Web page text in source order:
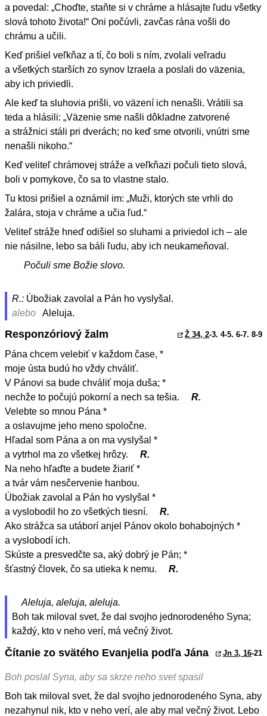
a povedal: „Choďte, staňte si v chráme a hlásajte ľudu všetky
slová tohoto života!“ Oni počúvli, zavčas rána vošli do
chrámu a učili.
Keď prišiel veľkňaz a tí, čo boli s ním, zvolali veľradu
a všetkých starších zo synov Izraela a poslali do väzenia,
aby ich priviedli.
Ale keď ta sluhovia prišli, vo väzení ich nenašli. Vrátili sa
teda a hlásili: „Väzenie sme našli dôkladne zatvorené
a strážnici stáli pri dverách; no keď sme otvorili, vnútri sme
nenašli nikoho.“
Keď veliteľ chrámovej stráže a veľkňazi počuli tieto slová,
boli v pomykove, čo sa to vlastne stalo.
Tu ktosi prišiel a oznámil im: „Muži, ktorých ste vrhli do
žalára, stoja v chráme a učia ľud.“
Veliteľ stráže hneď odišiel so sluhami a priviedol ich – ale
nie násilne, lebo sa báli ľudu, aby ich neukameňoval.
Počuli sme Božie slovo.
R.: Úbožiak zavolal a Pán ho vyslyšal.
alebo
Aleluja.
Responzóriový žalm Ž 34, 2-3. 4-5. 6-7. 8-9
Pána chcem velebiť v každom čase, *
moje ústa budú ho vždy chváliť.
V Pánovi sa bude chváliť moja duša; *
nechže to počujú pokorní a nech sa tešia.
R.
Velebte so mnou Pána *
a oslavujme jeho meno spoločne.
Hľadal som Pána a on ma vyslyšal *
a vytrhol ma zo všetkej hrôzy.
R.
Na neho hľaďte a budete žiariť *
a tvár vám nesčervenie hanbou.
Úbožiak zavolal a Pán ho vyslyšal *
a vyslobodil ho zo všetkých tiesní.
R.
Ako strážca sa utáborí anjel Pánov okolo bohabojných *
a vyslobodí ich.
Skúste a presvedčte sa, aký dobrý je Pán; *
šťastný človek, čo sa utieka k nemu.
R.
Aleluja, aleluja, aleluja.
Boh tak miloval svet, že dal svojho jednorodeného Syna;
každý, kto v neho verí, má večný život.
Čítanie zo svätého Evanjelia podľa Jána Jn 3, 16-21
Boh poslal Syna, aby sa skrze neho svet spasil
Boh tak miloval svet, že dal svojho jednorodeného Syna, aby
nezahynul nik, kto v neho verí, ale aby mal večný život. Lebo